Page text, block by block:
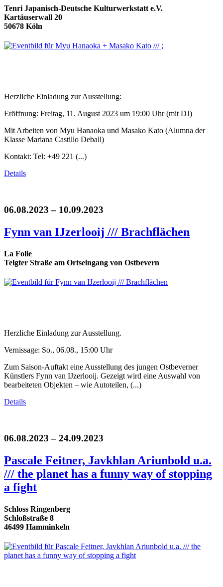
Tenri Japanisch-Deutsche Kulturwerkstatt e.V.
Kartäuserwall 20
50678 Köln
Herzliche Einladung zur Ausstellung:
Eröffnung: Freitag, 11. August 2023 um 19:00 Uhr (mit DJ)
Mit Arbeiten von Myu Hanaoka und Masako Kato (Alumna der
Klasse Mariana Castillo Deball)
Kontakt: Tel: +49 221 (...)
Details
06.08.2023 – 10.09.2023
Fynn van IJzerlooij /// Brachflächen
La Folie
Telgter Straße am Ortseingang von Ostbevern
Herzliche Einladung zur Ausstellung.
Vernissage: So., 06.08., 15:00 Uhr
Zum Saison-Auftakt eine Ausstellung des jungen Ostbeverner
Künstlers Fynn van IJzerlooij. Gezeigt wird eine Auswahl von
bearbeiteten Objekten – wie Autoteilen, (...)
Details
06.08.2023 – 24.09.2023
Pascale Feitner, Javkhlan Ariunbold u.a.
/// the planet has a funny way of stopping
a fight
Schloss Ringenberg
Schloßstraße 8
46499 Hamminkeln